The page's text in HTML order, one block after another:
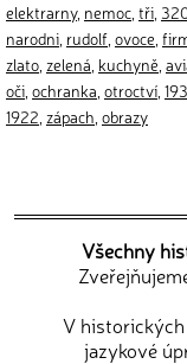
elektrarny, nemoc tři
narodni rudolf ovoce
zlato zelená kuchyně
oči ochranka otroctví
1922 zápach obrazy
Všechny
V
jazykové